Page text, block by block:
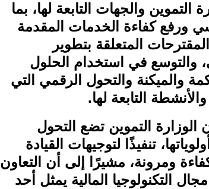
والجهات التابعة لها، بما
ورفع كفاءة الخدمات المقدمة
المتعلقة بتطوير
والتوسع في استخدام الحلول
والميكنة والتحول الرقمي التي
التابعة لها.
التموين تضع التحول
تنفيذًا لتوجيهات القيادة
ومرونة، مشيرًا إلى أن التعاون
التكنولوجيا المالية يمثل أحد